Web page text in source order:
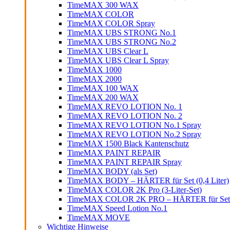
TimeMAX 300 WAX
TimeMAX COLOR
TimeMAX COLOR Spray
TimeMAX UBS STRONG No.1
TimeMAX UBS STRONG No.2
TimeMAX UBS Clear L
TimeMAX UBS Clear L Spray
TimeMAX 1000
TimeMAX 2000
TimeMAX 100 WAX
TimeMAX 200 WAX
TimeMAX REVO LOTION No. 1
TimeMAX REVO LOTION No. 2
TimeMAX REVO LOTION No.1 Spray
TimeMAX REVO LOTION No.2 Spray
TimeMAX 1500 Black Kantenschutz
TimeMAX PAINT REPAIR
TimeMAX PAINT REPAIR Spray
TimeMAX BODY (als Set)
TimeMAX BODY – HÄRTER für Set (0,4 Liter)
TimeMAX COLOR 2K Pro (3-Liter-Set)
TimeMAX COLOR 2K PRO – HÄRTER für
TimeMAX Speed Lotion No.1
TimeMAX MOVE
Wichtige Hinweise